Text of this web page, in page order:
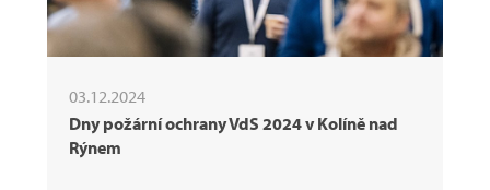
03.12.2024
Dny požární ochrany VdS 2024 v Kolíně nad
Rýnem